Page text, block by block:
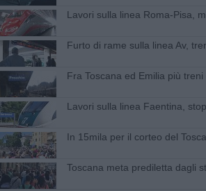
Lavori sulla linea Roma-Pisa,
Furto di rame sulla linea Av,
Fra Toscana ed Emilia più
Lavori sulla linea Faentina,
In 15mila per il corteo del
Toscana meta prediletta dagli